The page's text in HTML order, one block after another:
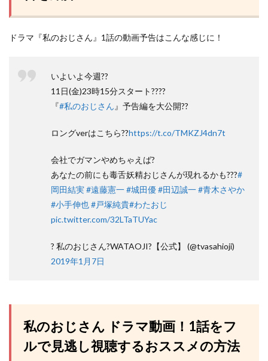
ドラマ『私のおじさん』1話の動画予告はこんな感じに！
いよいよ今週??
11日(金)23時15分スタート????
『#私のおじさん 』予告編を大公開??
ロングverはこちら??https://t.co/TMKZJ4dn7t
会社でガマンやめちゃえば?
あなたの前にも毒舌妖精おじさんが現れるかも???#
岡田結実#遠藤憲一#城田優#田辺誠一#青木さやか
#小手伸也#戸塚純貴#わたおじ
pic.twitter.com/32LTaTUYac
? 私のおじさん?WATAOJI?【公式】 (@tvasahioji)
2019年1月7日
私のおじさん ドラマ動画！1話をフ
ルで見逃し視聴するおススメの方法